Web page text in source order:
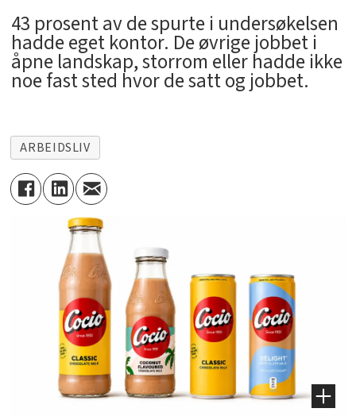
43 prosent av de spurte i undersøkelsen
hadde eget kontor. De øvrige jobbet i
åpne landskap, storrom eller hadde ikke
noe fast sted hvor de satt og jobbet.
ARBEIDSLIV